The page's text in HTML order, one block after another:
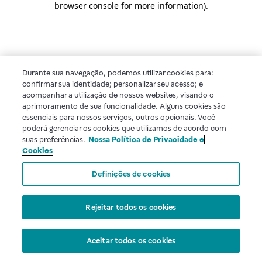
browser console for more information).
Durante sua navegação, podemos utilizar cookies para:
confirmar sua identidade; personalizar seu acesso; e
acompanhar a utilização de nossos websites, visando o
aprimoramento de sua funcionalidade. Alguns cookies são
essenciais para nossos serviços, outros opcionais. Você
poderá gerenciar os cookies que utilizamos de acordo com
suas preferências. Nossa Política de Privacidade e
Cookies
Definições de cookies
Rejeitar todos os cookies
Aceitar todos os cookies